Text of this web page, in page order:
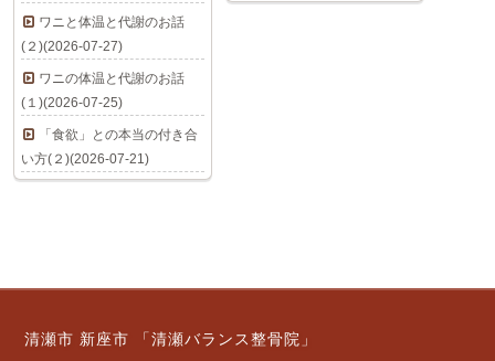
ワニと体温と代謝のお話
(２)(2026-07-27)
ワニの体温と代謝のお話
(１)(2026-07-25)
「食欲」との本当の付き合
い方(２)(2026-07-21)
清瀬市 新座市 「清瀬バランス整骨院」